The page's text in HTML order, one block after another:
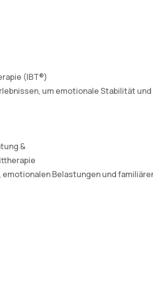
(IBT®)
um emotionale Stabilität
&
Belastungen und